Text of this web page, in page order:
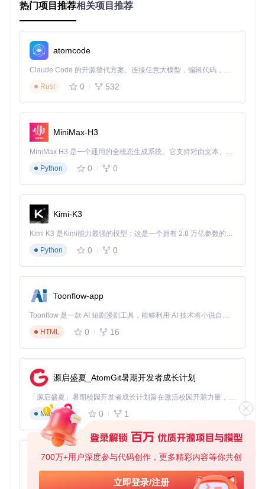
700万+用户深度参与代码创作，更多精彩内容等你共创
立即登录/注册
上了专业的"广告过滤眼镜"，让用户只看到需要的下载按钮，
跨平台兼容方案：突破浏览器限制
开发团队针对主流浏览器进行深度适配，解决了包括Promise
异步处理、WebExtension API差异等12类 兼容性问题。目前
支持情况如下：
Edge（88.0+）：完全支持，Violentmonkey扩展可提供最
佳体验
Firefox（91.0+）：部分支持，部分高级功能可能受限
Safari：暂不支持，主要受限于浏览器扩展API差异
场景验证：三大实用场景的效率提升
办公文件极速获取
目标：快速下载存储于阿里云盘的2.4GB设计素材包
：
安装脚本管理器扩展（如Tampermonkey）
添加Online-disk-direct-link-download-assistant脚本
打开阿里云盘分享页面，点击工具生成的"获取直链"按钮
将直链复制到下载工具（如IDM）开始下载
预期效果：传统方式需47分钟且要安装230MB客户端，使
装任何客户端。
学习资源批量处理
目标：同时解析分布于百度网盘和天翼云盘的5个教育视频文
步骤：
在各网盘页面分别获取分享链接
在工具统一界面依次输入链接
启用"批量解析"功能，等待处理完成
一次性导出所有直链地址
预期效果：统一界面完成全部解析，较逐个平台操作节省7
5%时间，多任务并发解析稳定性达98.7%，仅1例因网络
热门项目推荐相关项目推荐
atomcode
Claude Code 的开源替代方案。连接任意大模型，编辑代码，运行命令，自动验证 — 全自动执行。用 Rust 构建，极致性能。 ｜ An open-source alternative to Claude Code. Connect any LLM, edit code, run commands, and verify changes — autonomously. Built in Rust for speed. Get Started
Rust
0 532
MiniMax-H3
MiniMax H3 是一个通用的全模态生成系统。它支持对由文本、图像、视频和音频组成的多模态上下文进行统一理解，并能生成分辨率高达 2K、时长可达 15 秒的带原生立体声音频的视频。得益于面向任务泛化的系统设计，H3 在预训练阶段就已具备广泛的多模态上下文理解与生成能力，能够出色地执行复杂的多模态指令。
Python
0 0
Kimi-K3
Kimi K3 是Kimi能力最强的模型：这是一个拥有 2.8 万亿参数的混合专家（MoE）模型，具备原生视觉理解能力，并支持 100 万 token 的上下文窗口。
Python
0 0
Toonflow-app
Toonflow 是一款 AI 短剧漫剧工具，能够利用 AI 技术将小说自动转化为剧本，并结合 AI 生成的图片和视频，实现高效的短剧创作。借助 Toonflow，可以轻松完成从文字到影像的全流程，让短剧制作变得更加智能与便捷。
HTML
0 16
源启盛夏_AtomGit暑期开发者成长计划
「源启盛夏」暑期校园开发者成长计划旨在激活校园开源力量，通过积分激励、认证扶持、资源倾斜等形式，引导高校组织和开发者完成「入驻 — 建项目 — 做贡献 — 获认证 — 得资源」的完整闭环。无论你是想带领社团入驻平台的组织者，还是希望用代码贡献证明自己的开发者，都能在这里找到属于你的成长路径。
Markdown
0 1
AionUi
免费、本地、开源的 24/7 全天候 Cowork 应用，以及适用于 Gemini CLI、Claude Code、Codex、OpenCode、Qwen Code、Goose CLI、Auggie 等的 OpenClaw | 🌟 喜欢就点star吧